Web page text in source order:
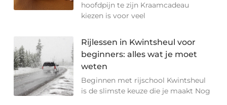
hoofdpijn te zijn Kraamcadeau
kiezen is voor veel
Rijlessen in Kwintsheul voor
beginners: alles wat je moet
weten
Beginnen met rijschool Kwintsheul
is de slimste keuze die je maakt Nog